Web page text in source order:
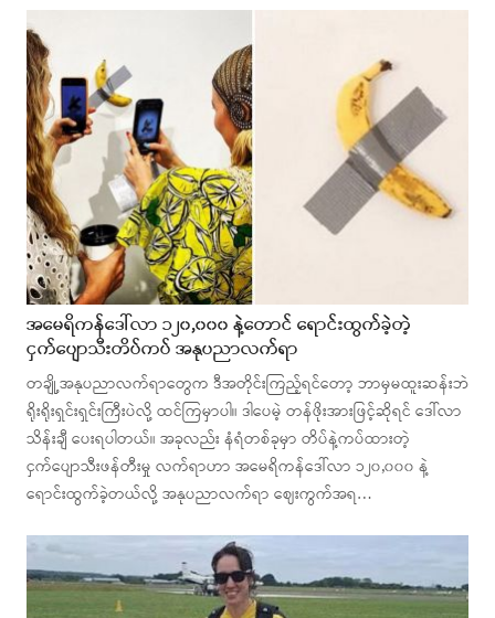
အမေရိကန်ဒေါ်လာ ၁၂၀,၀၀၀ နဲ့တောင် ရောင်းထွက်ခဲ့တဲ့
ငှက်ပျောသီးတိပ်ကပ် အနုပညာလက်ရာ
တချို့အနုပညာလက်ရာတွေက ဒီအတိုင်းကြည့်ရင်တော့ ဘာမှမထူးဆန်းဘဲ
ရိုးရိုးရှင်းရှင်းကြီးပဲလို့ ထင်ကြမှာပါ။ ဒါပေမဲ့ တန်ဖိုးအားဖြင့်ဆိုရင် ဒေါ်လာ
သိန်းချီ ပေးရပါတယ်။ အခုလည်း နံရံတစ်ခုမှာ တိပ်နဲ့ကပ်ထားတဲ့
ငှက်ပျောသီးဖန်တီးမှု လက်ရာဟာ အမေရိကန်ဒေါ်လာ ၁၂၀,၀၀၀ နဲ့
ရောင်းထွက်ခဲ့တယ်လို့ အနုပညာလက်ရာ ဈေးကွက်အရ…